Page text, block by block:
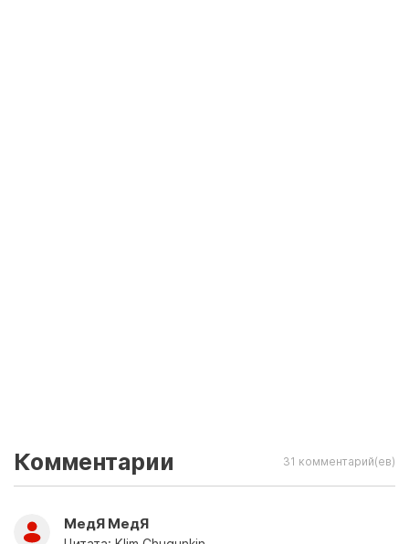
Комментарии 31 комментарий(ев)
МедЯ МедЯ